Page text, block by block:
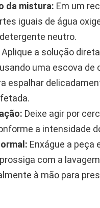
da mistura: Em um
iguais de água
neutro.
Aplique a solução
uma escova de
espalhar
Deixe agir por
a intensidade
Enxágue a peça
com a
à mão para